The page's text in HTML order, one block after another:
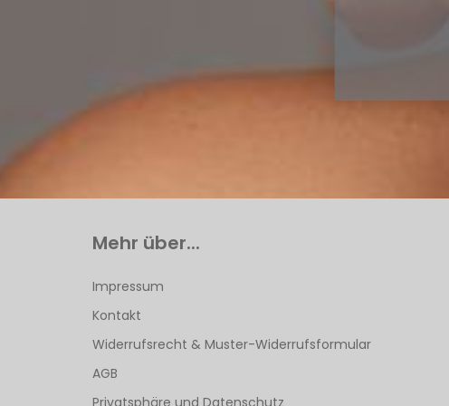
Mehr über...
Impressum
Kontakt
Widerrufsrecht & Muster-Widerrufsformular
AGB
Privatsphäre und Datenschutz